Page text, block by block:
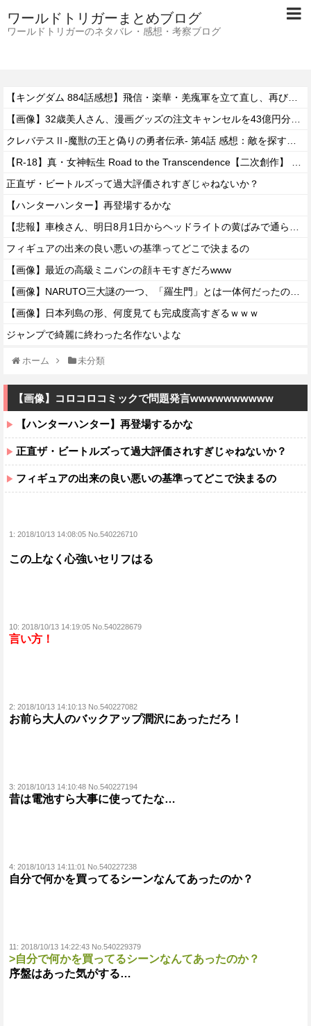
ワールドトリガーまとめブログ
ワールドトリガーのネタバレ・感想・考察ブログ
正直ザ・ビートルズって過大評価されすぎじゃねないか？
【ハンターハンター】再登場するかな
フィギュアの出来の良い悪いの基準ってどこで決まるの
【画像】最近の高級ミニバンの顔キモすぎだろwww
【画像】日本列島の形、何度見ても完成度高すぎるｗｗｗ
ジャンプで綺麗に終わった名作ないよな
ホーム 未分類
【画像】コロコロコミックで問題発言wwwwwwwwww
【ハンターハンター】再登場するかな
正直ザ・ビートルズって過大評価されすぎじゃねないか？
フィギュアの出来の良い悪いの基準ってどこで決まるの
1: 2018/10/13 14:08:05 No.540226710
この上なく心強いセリフはる
10: 2018/10/13 14:19:05 No.540228679
言い方！
2: 2018/10/13 14:10:13 No.540227082
お前ら大人のバックアップ潤沢にあっただろ！
3: 2018/10/13 14:10:48 No.540227194
昔は電池すら大事に使ってたな…
4: 2018/10/13 14:11:01 No.540227238
自分で何かを買ってるシーンなんてあったのか？
11: 2018/10/13 14:22:43 No.540229379
>自分で何かを買ってるシーンなんてあったのか？
序盤はあった気がする…